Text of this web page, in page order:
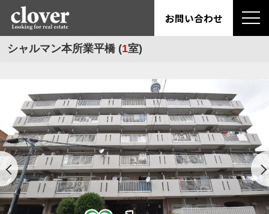
お問い合わせ
シャルマン本所業平橋 (1室)